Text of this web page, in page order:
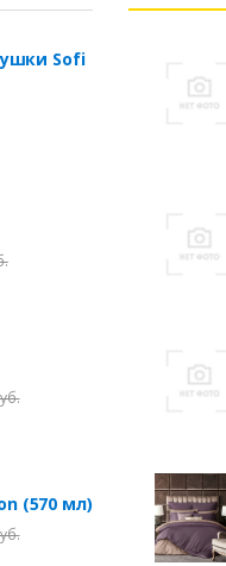
Sofi
(570 мл)